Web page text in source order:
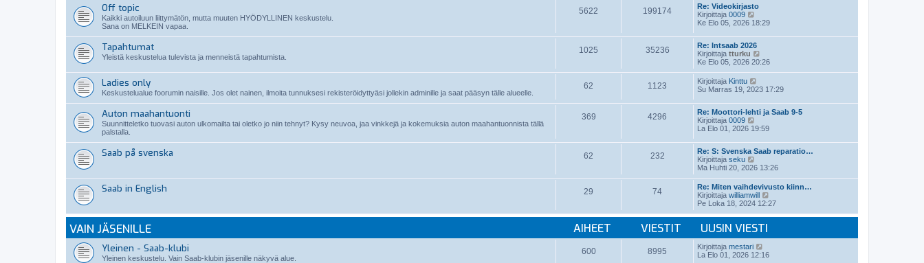
t
i
v
e
s
t
i
s
i
Off topic
Kaikki autoiluun liittymätön, mutta muuten HYÖDYLLINEN keskustelu.
Sana on MELKEIN vapaa.
5622 199174
Re: Videokirjasto
Kirjoittaja 0009
ä
t
ä
u
u
s
i
n
i
e
t
Ke Elo 05, 2026 18:29
Tapahtumat
Yleistä keskustelua tulevista ja menneistä tapahtumista.
1025 35236
Re: Intsaab 2026
Kirjoittaja tturku
ä
ä
u
u
s
n
i
e
t
i
Ke Elo 05, 2026 20:26
Ladies only
Keskustelualue foorumin naisille. Jos olet nainen, ilmoita tunnuksesi rekisteröidyttyäsi jollekin adminille ja saat pääsyn tälle alueelle.
62 1123 Kirjoittaja Kinttu
ä
t
ä
u
n
i
e
s
i
Su Marras 19, 2023 17:29
Auton maahantuonti
Suunnitteletko tuovasi auton ulkomailta tai oletko jo niin tehnyt? Kysy neuvoa, jaa vinkkejä ja kokemuksia auton maahantuonnista tällä
palstalla.
369 4296
Re: Moottori-lehti ja Saab 9-5
Kirjoittaja 0009
ä
t
ä
u
s
i
n
v
e
s
t
i
La Elo 01, 2026 19:59
Saab på svenska 62 232
Re: S: Svenska Saab reparatio…
Kirjoittaja seku
ä
ä
u
u
s
i
n
v
i
e
Ma Huhti 20, 2026 13:26
Saab in English 29 74
Re: Miten vaihdevivusto kiinn…
Kirjoittaja williamwill
ä
t
Pe Loka 18, 2024 12:27
VAIN JÄSENILLE AIHEET VIESTIT UUSIN VIESTI
Yleinen - Saab-klubi
Yleinen keskustelu. Vain Saab-klubin jäsenille näkyvä alue.
600 8995 Kirjoittaja mestari
ä
La Elo 01, 2026 12:16